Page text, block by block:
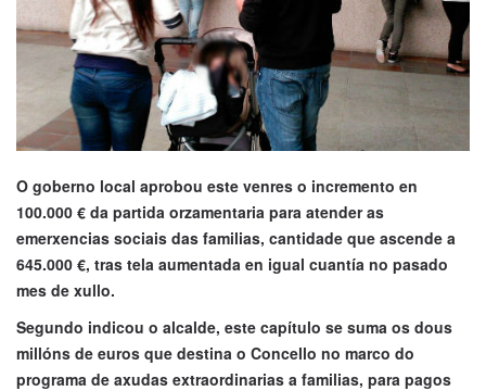
O goberno local aprobou este venres o incremento en
100.000 € da partida orzamentaria para atender as
emerxencias sociais das familias, cantidade que ascende a
645.000 €, tras tela aumentada en igual cuantía no pasado
mes de xullo.
Segundo indicou o alcalde, este capítulo se suma os dous
millóns de euros que destina o Concello no marco do
programa de axudas extraordinarias a familias, para pagos